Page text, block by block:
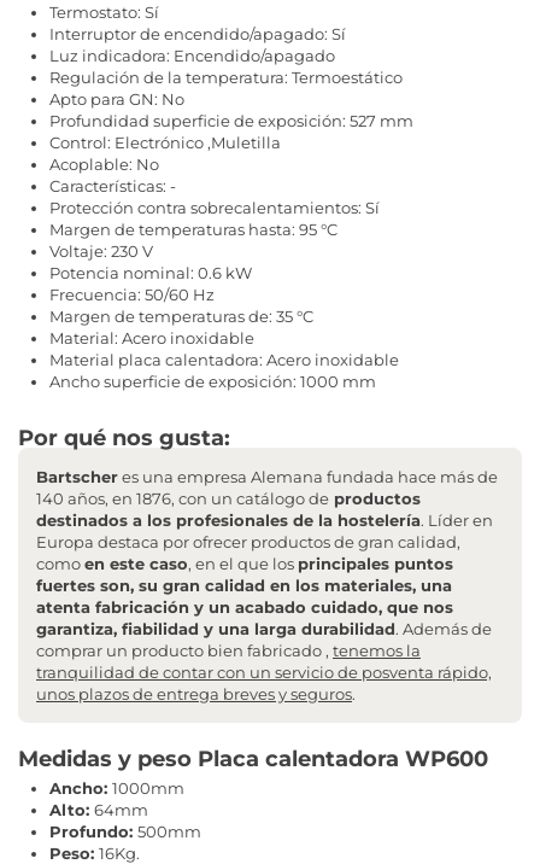
Termostato: Sí
Interruptor de encendido/apagado: Sí
Luz indicadora: Encendido/apagado
Regulación de la temperatura: Termoestático
Apto para GN: No
Profundidad superficie de exposición: 527 mm
Control: Electrónico ,Muletilla
Acoplable: No
Características: -
Protección contra sobrecalentamientos: Sí
Margen de temperaturas hasta: 95 °C
Voltaje: 230 V
Potencia nominal: 0.6 kW
Frecuencia: 50/60 Hz
Margen de temperaturas de: 35 °C
Material: Acero inoxidable
Material placa calentadora: Acero inoxidable
Ancho superficie de exposición: 1000 mm
Por qué nos gusta:
Bartscheres una empresa Alemana fundada hace más de
140 años, en 1876, con un catálogo de productos
destinados a los profesionales de la hostelería. Líder en
Europa destaca por ofrecer productos de gran calidad,
comoen este caso, en el que los principales puntos
fuertes son, su gran calidad en los materiales, una
atenta fabricación y un acabado cuidado, que nos
garantiza, fiabilidad y una larga durabilidad. Además de
comprar un producto bien fabricado , tenemos la
tranquilidad de contar con un servicio de posventa rápido,
unos plazos de entrega breves y seguros.
Medidas y peso Placa calentadora WP600
Ancho: 1000mm
Alto: 64mm
Profundo: 500mm
Peso: 16Kg.